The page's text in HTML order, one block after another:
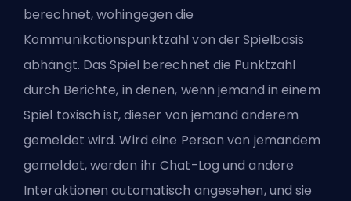
berechnet, wohingegen die
Kommunikationspunktzahl von der Spielbasis
abhängt. Das Spiel berechnet die Punktzahl
durch Berichte, in denen, wenn jemand in einem
Spiel toxisch ist, dieser von jemand anderem
gemeldet wird. Wird eine Person von jemandem
gemeldet, werden ihr Chat-Log und andere
Interaktionen automatisch angesehen, und sie